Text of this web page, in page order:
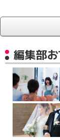
編集部